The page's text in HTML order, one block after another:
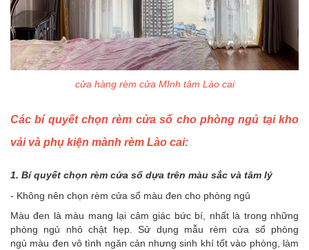
cửa hàng rèm cửa MInh tâm Lào cai
Các bí quyết chọn rèm cửa sổ cho phòng ngủ tại kho
vải và phụ kiện mành rèm Lào cai:
1. Bí quyết chọn rèm cửa sổ dựa trên màu sắc và tâm lý
- Không nên chọn rèm cửa sổ màu đen cho phòng ngủ
Màu đen là màu mang lại cảm giác bức bí, nhất là trong những
phòng ngủ nhỏ chật hẹp. Sử dụng mẫu rèm cửa sổ phòng
ngủ màu đen vô tình ngăn cản nhưng sinh khí tốt vào phòng, làm